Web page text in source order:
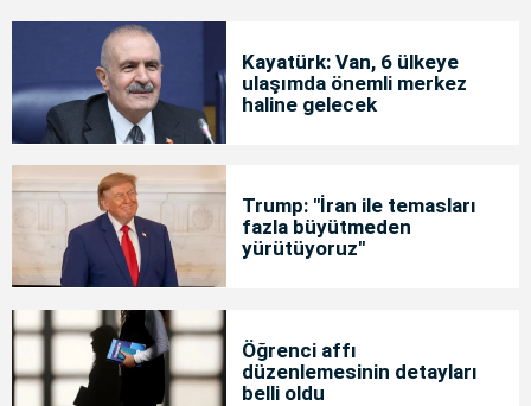
Kayatürk: Van, 6 ülkeye
ulaşımda önemli merkez
haline gelecek
Trump: "İran ile temasları
fazla büyütmeden
yürütüyoruz"
Öğrenci affı
düzenlemesinin detayları
belli oldu